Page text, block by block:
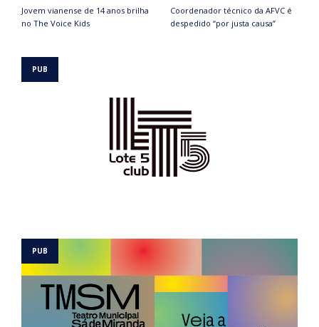
Jovem vianense de 14 anos brilha
no The Voice Kids
Coordenador técnico da AFVC é
despedido “por justa causa”